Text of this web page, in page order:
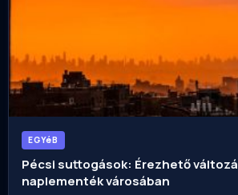
EGYéB
Pécsi suttogások: Érezhető
naplementék városában